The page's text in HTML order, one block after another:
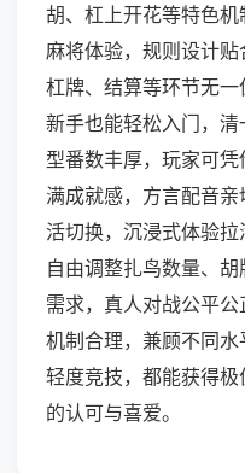
胡、杠上开花等特色
麻将体验，规则设计贴
杠牌、结算等环节无一
新手也能轻松入门，
型番数丰厚，玩家可
满成就感，方言配音
活切换，沉浸式体验
自由调整扎鸟数量、
需求，真人对战公平
机制合理，兼顾不同
轻度竞技，都能获得
的认可与喜爱。